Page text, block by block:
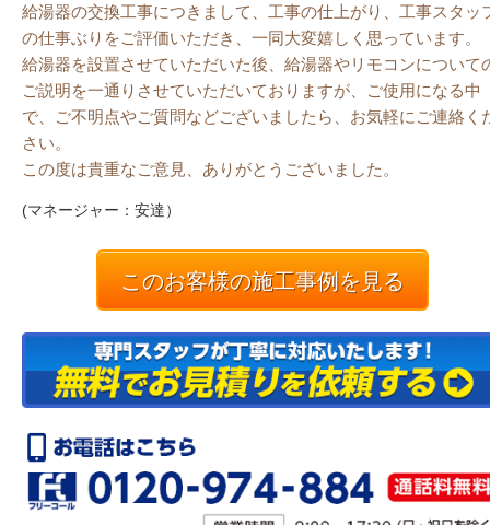
給湯器の交換工事につきまして、工事の仕上がり、工事スタッ
の仕事ぶりをご評価いただき、一同大変嬉しく思っています。
給湯器を設置させていただいた後、給湯器やリモコンについて
ご説明を一通りさせていただいておりますが、ご使用になる中
で、ご不明点やご質問などございましたら、お気軽にご連絡く
さい。
この度は貴重なご意見、ありがとうございました。
(マネージャー：安達）
このお客様の施工事例を見る